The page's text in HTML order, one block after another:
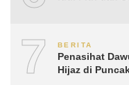
7 BERITA
Penasihat
Hijaz di